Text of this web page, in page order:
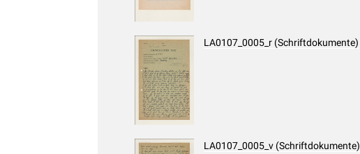
LA0107_0005_r (Schriftdokumente)
LA0107_0005_v (Schriftdokumente)